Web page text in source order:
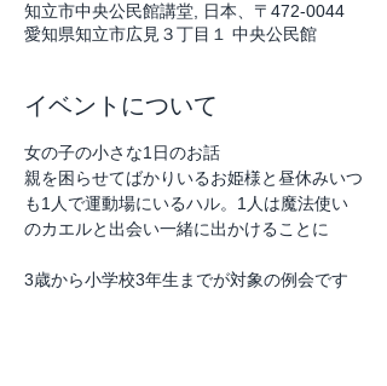
知立市中央公民館講堂, 日本、〒472-0044
愛知県知立市広見３丁目１ 中央公民館
イベントについて
女の子の小さな1日のお話
親を困らせてばかりいるお姫様と昼休みいつ
も1人で運動場にいるハル。1人は魔法使い
のカエルと出会い一緒に出かけることに
3歳から小学校3年生までが対象の例会です